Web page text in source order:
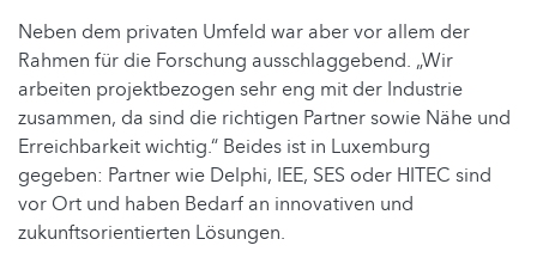
Neben dem privaten Umfeld war aber vor allem der
Rahmen für die Forschung ausschlaggebend. „Wir
arbeiten projektbezogen sehr eng mit der Industrie
zusammen, da sind die richtigen Partner sowie Nähe und
Erreichbarkeit wichtig.“ Beides ist in Luxemburg
gegeben: Partner wie Delphi, IEE, SES oder HITEC sind
vor Ort und haben Bedarf an innovativen und
zukunftsorientierten Lösungen.